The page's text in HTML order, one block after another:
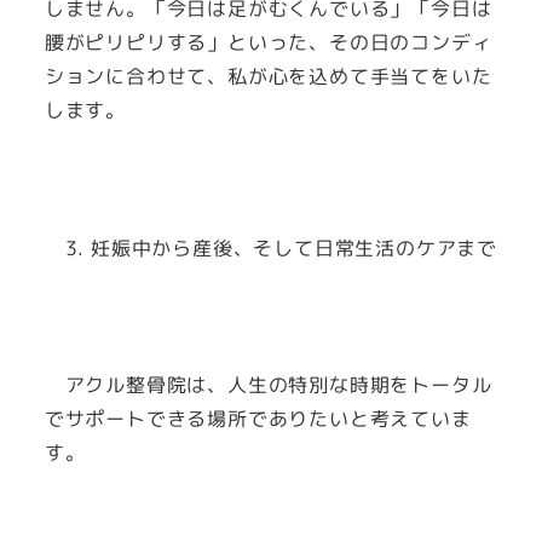
しません。「今日は足がむくんでいる」「今日は
腰がピリピリする」といった、その日のコンディ
ションに合わせて、私が心を込めて手当てをいた
します。
3. 妊娠中から産後、そして日常生活のケアまで
アクル整骨院は、人生の特別な時期をトータル
でサポートできる場所でありたいと考えていま
す。